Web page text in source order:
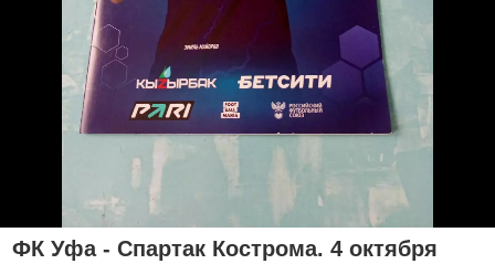
ФК Уфа - Спартак Кострома. 4 октября